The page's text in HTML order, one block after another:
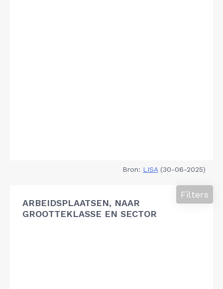
Bron: LISA(30-06-2025)
ARBEIDSPLAATSEN, NAAR
GROOTTEKLASSE EN SECTOR
Filters